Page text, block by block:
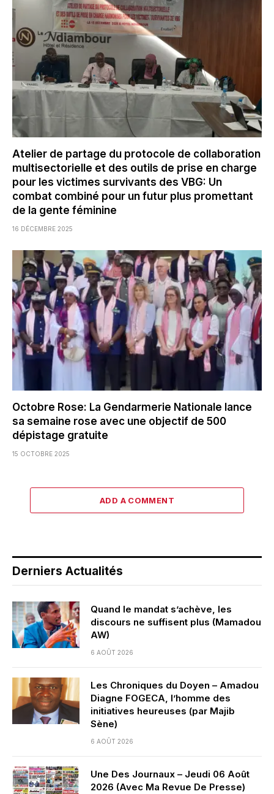
Atelier de partage du protocole de collaboration
multisectorielle et des outils de prise en charge
pour les victimes survivants des VBG: Un
combat combiné pour un futur plus promettant
de la gente féminine
16 DÉCEMBRE 2025
Octobre Rose: La Gendarmerie Nationale lance
sa semaine rose avec une objectif de 500
dépistage gratuite
15 OCTOBRE 2025
ADD A COMMENT
Derniers Actualités
Quand le mandat s’achève, les
discours ne suffisent plus (Mamadou
AW)
6 AOÛT 2026
Les Chroniques du Doyen – Amadou
Diagne FOGECA, l’homme des
initiatives heureuses (par Majib
Sène)
6 AOÛT 2026
Une Des Journaux – Jeudi 06 Août
2026 (Avec Ma Revue De Presse)